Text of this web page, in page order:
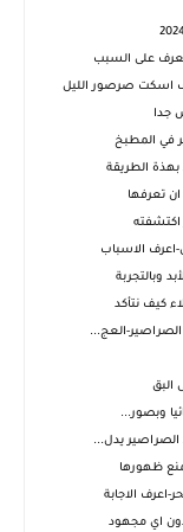
على السبب
اسكت صرصور الليل
جدا
في المطبخ
بهذة الطريقة
تعرفها
اكتشفته
اعرف الاسباب
كيف نتأكد
العج...
البق
وبصور...
يدل...
ظهورها
اعرف الاجابة
اي مجهود